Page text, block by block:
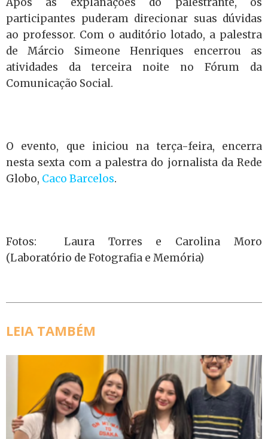
participantes puderam direcionar suas dúvidas
ao professor. Com o auditório lotado, a palestra
de Márcio Simeone Henriques encerrou as
atividades da terceira noite no Fórum da
Comunicação Social.
O evento, que iniciou na terça-feira, encerra
nesta sexta com a palestra do jornalista da Rede
Globo, Caco Barcelos.
Fotos: Laura Torres e Carolina Moro
(Laboratório de Fotografia e Memória)
LEIA TAMBÉM